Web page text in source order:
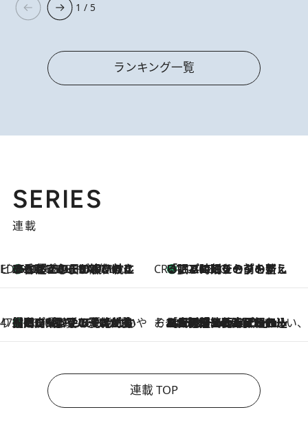
1 / 5
ランキング一覧
SERIES
連載
ビューティいいもの集め EDITORS' BEST
2026.8.10
35℃超えの日の夜、枕にひと吹き！ BAUMのルームスプレーが、ひのきの香りで心まで解きほぐす CREA'S CHOICE
2026.8.10
「眠る時刻をセットする」——眠りの前を整える、バルミューダの新しいアプローチ
47都道府県の手みやげ ひんやりスイーツで夏を満喫
2026.8.10
【岡山県】この夏絶対食べたい 冷やしておいしいおやつ3選 フルーツが主役のプリンやアイスが勢揃い そおだよおこの関西おいしい、おやつ紀行
2026.8.9
［大阪府箕面市］一皿一皿目の前で仕上げられる、料理を巧みに組み込んだアシェットデセールコース「ミチル アシェット デセール（Michiru assiette dessert）」
連載 TOP